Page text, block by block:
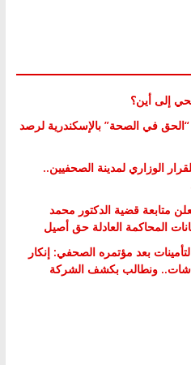
إلى أين؟
في الصحة” بالإسكندرية لرصد
الوزاري لمدينة الصحفيين..
متابعة قضية الدكتور محمد
المحاكمة العادلة حق أصيل
بعد مؤتمره الصحفي: إنكار
ونطالب بكشف الشركة